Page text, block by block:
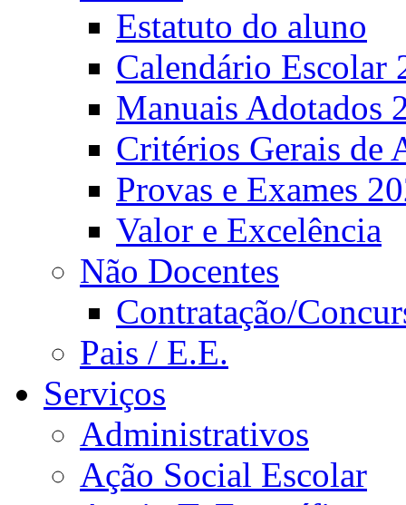
Estatuto do aluno
Calendário Escolar
Manuais Adotados
Critérios Gerais de
Provas e Exames
Valor e Excelência
Não Docentes
Contratação/
Pais / E.E.
Serviços
Administrativos
Ação Social Escolar